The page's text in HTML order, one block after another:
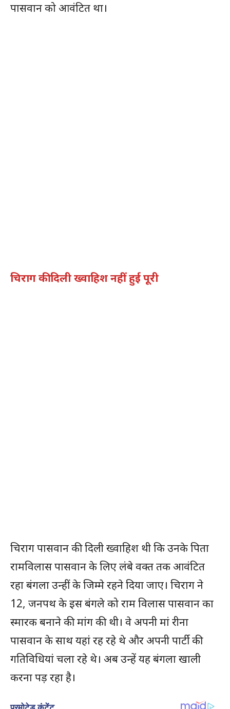
पासवान को आवंटित था।
चिराग की दिली ख्वाहिश नहीं हुई पूरी
चिराग पासवान की दिली ख्वाहिश थी कि उनके पिता
रामविलास पासवान के लिए लंबे वक्त तक आवंटित
रहा बंगला उन्हीं के जिम्मे रहने दिया जाए। चिराग ने
12, जनपथ के इस बंगले को राम विलास पासवान का
स्‍मारक बनाने की मांग की थी। वे अपनी मां रीना
पासवान के साथ यहां रह रहे थे और अपनी पार्टी की
गतिविधियां चला रहे थे। अब उन्‍हें यह बंगला खाली
करना पड़ रहा है।